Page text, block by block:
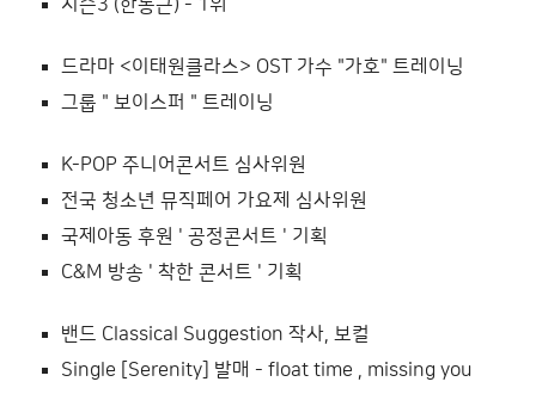
시즌3 (한동근) - 1위
드라마 <이태원클라스> OST 가수 "가호" 트레이닝
그룹 " 보이스퍼 " 트레이닝
K-POP 주니어콘서트 심사위원
전국 청소년 뮤직페어 가요제 심사위원
국제아동 후원 ' 공정콘서트 ' 기획
C&M 방송 ' 착한 콘서트 ' 기획
밴드 Classical Suggestion 작사, 보컬
Single [Serenity] 발매 - float time , missing you